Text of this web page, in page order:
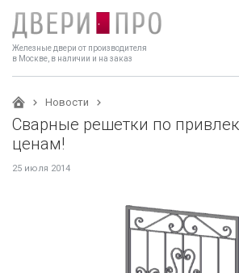
Железные двери от производителя
в Москве, в наличии и на заказ
Новости
Сварные решетки по
ценам!
25 июля 2014